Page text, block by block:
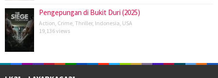
Pengepungan di Bukit Duri (2025)
Action Crime Thriller, Indonesia USA
19,136 views